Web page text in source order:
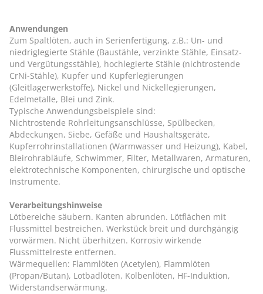
Anwendungen
Zum Spaltlöten, auch in Serienfertigung, z.B.: Un- und
niedriglegierte Stähle (Baustähle, verzinkte Stähle, Einsatz-
und Vergütungsstähle), hochlegierte Stähle (nichtrostende
CrNi-Stähle), Kupfer und Kupferlegierungen
(Gleitlagerwerkstoffe), Nickel und Nickellegierungen,
Edelmetalle, Blei und Zink.
Typische Anwendungsbeispiele sind:
Nichtrostende Rohrleitungsanschlüsse, Spülbecken,
Abdeckungen, Siebe, Gefäße und Haushaltsgeräte,
Kupferrohrinstallationen (Warmwasser und Heizung), Kabel,
Bleirohrabläufe, Schwimmer, Filter, Metallwaren, Armaturen,
elektrotechnische Komponenten, chirurgische und optische
Instrumente.
Verarbeitungshinweise
Lötbereiche säubern. Kanten abrunden. Lötflächen mit
Flussmittel bestreichen. Werkstück breit und durchgängig
vorwärmen. Nicht überhitzen. Korrosiv wirkende
Flussmittelreste entfernen.
Wärmequellen: Flammlöten (Acetylen), Flammlöten
(Propan/Butan), Lotbadlöten, Kolbenlöten, HF-Induktion,
Widerstandserwärmung.